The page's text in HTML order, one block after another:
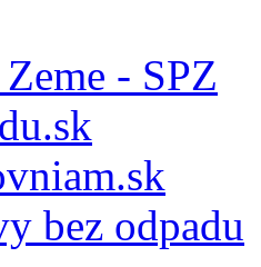
- SPZ
bez odpadu